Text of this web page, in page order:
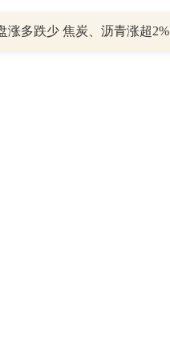
涨多跌少 焦炭、沥青涨超2%